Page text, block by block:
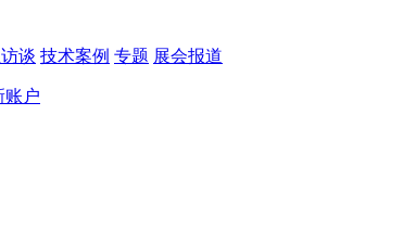
谈 技术案例 专题 展会报道
账户